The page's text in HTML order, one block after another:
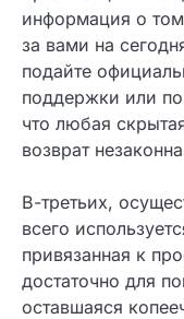
Во-вторых,
организации. Там
информация о
за вами на
подайте
что любая
возврат
В-третьих,
всего